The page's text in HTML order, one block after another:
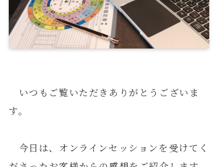
いつもご覧いただきありがとうございま
す。
今日は、オンラインセッションを受けてく